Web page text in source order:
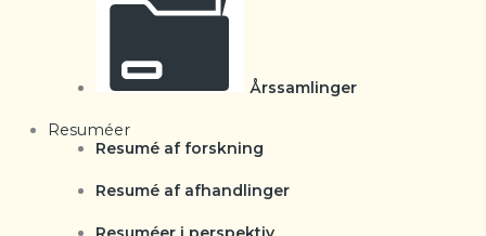
Årssamlinger
Resuméer
Resumé af forskning
Resumé af afhandlinger